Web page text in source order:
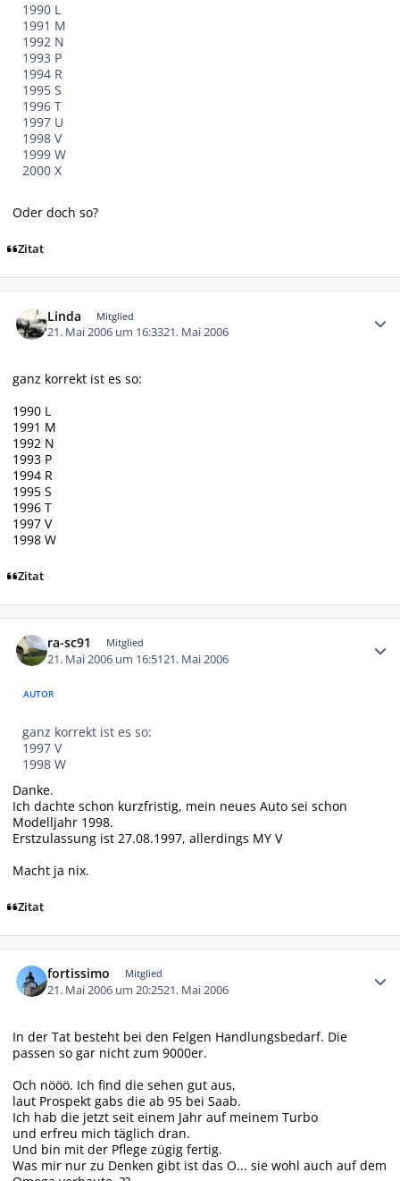
1990 L
1991 M
1992 N
1993 P
1994 R
1995 S
1996 T
1997 U
1998 V
1999 W
2000 X
Oder doch so?
Zitat
Linda Mitglied
21. Mai 2006 um 16:3321. Mai 2006
ganz korrekt ist es so:
1990 L
1991 M
1992 N
1993 P
1994 R
1995 S
1996 T
1997 V
1998 W
Zitat
ra-sc91 Mitglied
21. Mai 2006 um 16:5121. Mai 2006
AUTOR
ganz korrekt ist es so:
1997 V
1998 W
Danke.
Ich dachte schon kurzfristig, mein neues Auto sei schon
Modelljahr 1998.
Erstzulassung ist 27.08.1997, allerdings MY V
Macht ja nix.
Zitat
fortissimo Mitglied
21. Mai 2006 um 20:2521. Mai 2006
In der Tat besteht bei den Felgen Handlungsbedarf. Die
passen so gar nicht zum 9000er.
Och nööö. Ich find die sehen gut aus,
laut Prospekt gabs die ab 95 bei Saab.
Ich hab die jetzt seit einem Jahr auf meinem Turbo
und erfreu mich täglich dran.
Und bin mit der Pflege zügig fertig.
Was mir nur zu Denken gibt ist das O... sie wohl auch auf dem